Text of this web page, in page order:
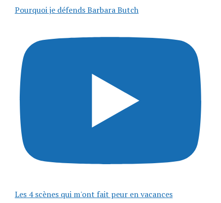
Pourquoi je défends Barbara Butch
Les 4 scènes qui m'ont fait peur en vacances